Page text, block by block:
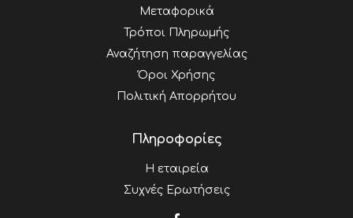
Μεταφορικά
Τρόποι Πληρωμής
Αναζήτηση παραγγελίας
Όροι Χρήσης
Πολιτική Απορρήτου
Πληροφορίες
Η εταιρεία
Συχνές Ερωτήσεις